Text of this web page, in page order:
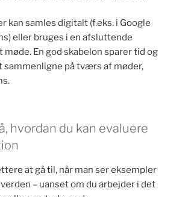
kan samles digitalt (f.eks. i Google
eller bruges i en afsluttende
møde. En god skabelon sparer tid og
sammenligne på tværs af møder,
hvordan du kan evaluere
at gå til, når man ser eksempler
– uanset om du arbejder i det